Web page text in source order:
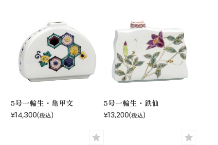
5号一輪生・亀甲文
¥14,300(税込)
5号一輪生・鉄仙
¥13,200(税込)